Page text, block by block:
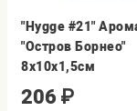
"Hygge #21"
"Остров Борнео"
8х10х1,5см
206 ₽